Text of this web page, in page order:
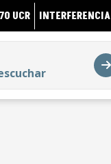
UCR INTERFERENCIA